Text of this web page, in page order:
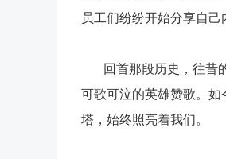
员工们纷纷开始分享自己
回首那段历史，往昔
可歌可泣的英雄赞歌。
塔，始终照亮着我们。